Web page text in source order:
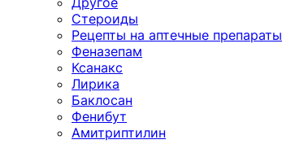
Стероиды
Рецепты на аптечные препараты
Феназепам
Ксанакс
Лирика
Баклосан
Фенибут
Амитриптилин